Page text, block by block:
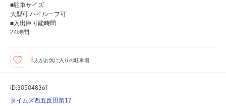
■駐車サイズ
大型可 ハイルーフ可
■入出庫可能時間
24時間
5人がお気に入りの駐車場
ID:305048361
タイムズ西五反田第17